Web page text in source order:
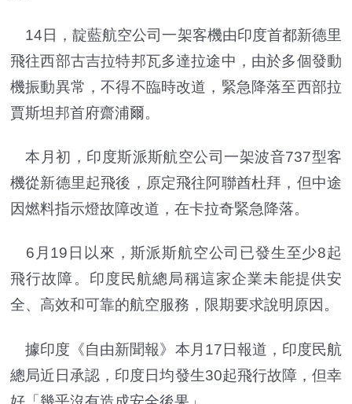
14日，靛藍航空公司一架客機由印度首都新德里
飛往西部古吉拉特邦瓦多達拉途中，由於多個發動
機振動異常，不得不臨時改道，緊急降落至西部拉
賈斯坦邦首府齋浦爾。
本月初，印度斯派斯航空公司一架波音737型客
機從新德里起飛後，原定飛往阿聯酋杜拜，但中途
因燃料指示燈故障改道，在卡拉奇緊急降落。
6月19日以來，斯派斯航空公司已發生至少8起
飛行故障。印度民航總局稱這家企業未能提供安
全、高效和可靠的航空服務，限期要求說明原因。
據印度《自由新聞報》本月17日報道，印度民航
總局近日承認，印度日均發生30起飛行故障，但幸